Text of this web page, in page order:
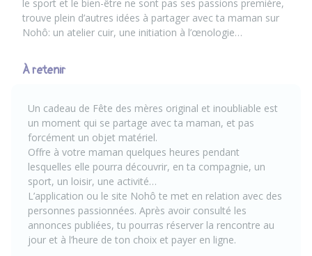
le sport et le bien-être ne sont pas ses passions première,
trouve plein d’autres idées à partager avec ta maman sur
Nohô: un atelier cuir, une initiation à l’œnologie…
À retenir
Un cadeau de Fête des mères original et inoubliable est
un moment qui se partage avec ta maman, et pas
forcément un objet matériel.
Offre à votre maman quelques heures pendant
lesquelles elle pourra découvrir, en ta compagnie, un
sport, un loisir, une activité…
L’application ou le site Nohô te met en relation avec des
personnes passionnées. Après avoir consulté les
annonces publiées, tu pourras réserver la rencontre au
jour et à l’heure de ton choix et payer en ligne.